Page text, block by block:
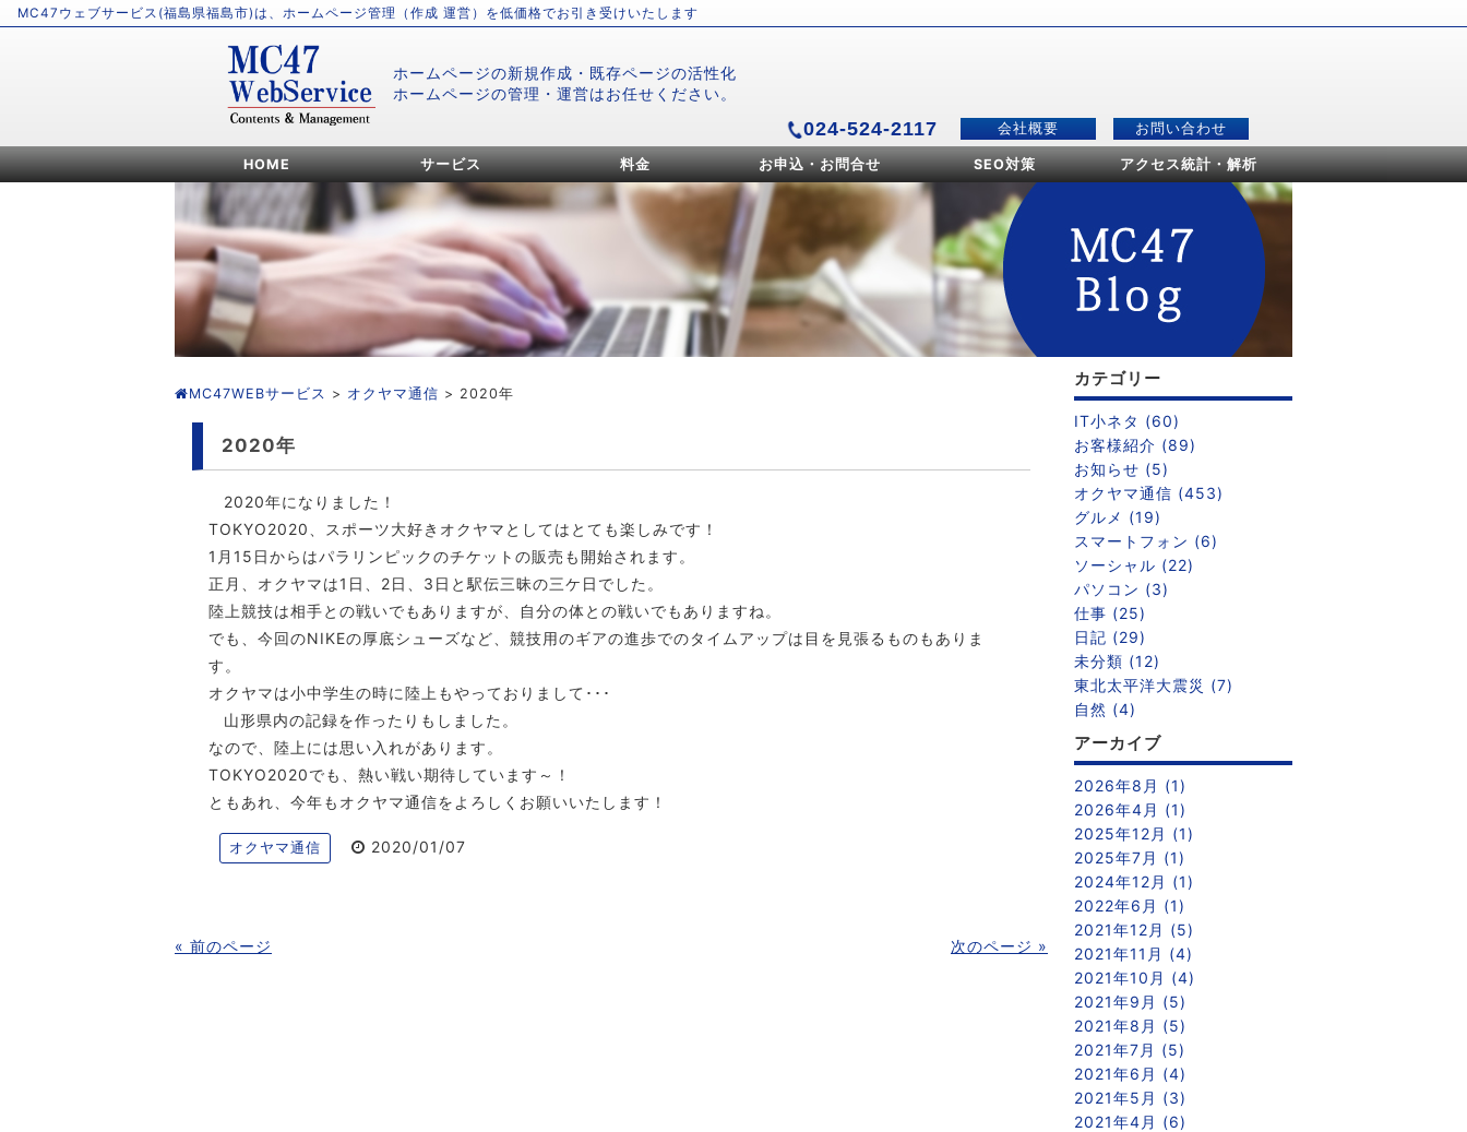
MC47ウェブサービス(福島県福島市)は、ホームページ管理（作成 運営）を低価格でお引き受けいたします
ホームページの新規作成・既存ページの活性化
ホームページの管理・運営はお任せください。
024-524-2117 会社概要 お問い合わせ
HOME サービス 料金 お申込・お問合せ SEO対策 アクセス統計・解析
MC47WEBサービス > オクヤマ通信 > 2020年
2020年
2020年になりました！
TOKYO2020、スポーツ大好きオクヤマとしてはとても楽しみです！
1月15日からはパラリンピックのチケットの販売も開始されます。
正月、オクヤマは1日、2日、3日と駅伝三昧の三ケ日でした。
陸上競技は相手との戦いでもありますが、自分の体との戦いでもありますね。
でも、今回のNIKEの厚底シューズなど、競技用のギアの進歩でのタイムアップは目を見張るものもありま
す。
オクヤマは小中学生の時に陸上もやっておりまして･･･
山形県内の記録を作ったりもしました。
なので、陸上には思い入れがあります。
TOKYO2020でも、熱い戦い期待しています～！
ともあれ、今年もオクヤマ通信をよろしくお願いいたします！
オクヤマ通信 2020/01/07
« 前のページ 次のページ »
カテゴリー
IT小ネタ (60)
お客様紹介 (89)
お知らせ (5)
オクヤマ通信 (453)
グルメ (19)
スマートフォン (6)
ソーシャル (22)
パソコン (3)
仕事 (25)
日記 (29)
未分類 (12)
東北太平洋大震災 (7)
自然 (4)
アーカイブ
2026年8月 (1)
2026年4月 (1)
2025年12月 (1)
2025年7月 (1)
2024年12月 (1)
2022年6月 (1)
2021年12月 (5)
2021年11月 (4)
2021年10月 (4)
2021年9月 (5)
2021年8月 (5)
2021年7月 (5)
2021年6月 (4)
2021年5月 (3)
2021年4月 (6)